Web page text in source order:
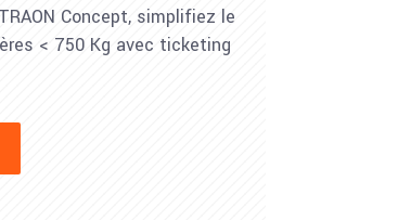
Concept, simplifiez le
< 750 Kg avec ticketing